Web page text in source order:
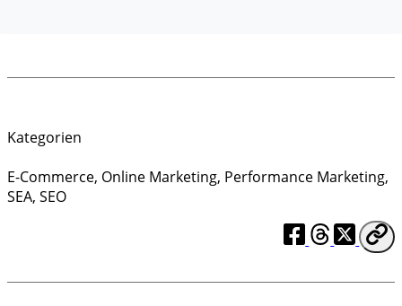
Kategorien
E-Commerce, Online Marketing, Performance Marketing,
SEA, SEO